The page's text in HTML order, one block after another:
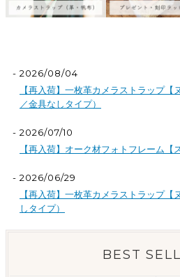
2026/08/04
【再入荷】一枚革カメラストラップ【
／金具なしタイプ）
2026/07/10
【再入荷】オーク材フォトフレーム【
2026/06/29
【再入荷】一枚革カメラストラップ【
しタイプ）
BEST